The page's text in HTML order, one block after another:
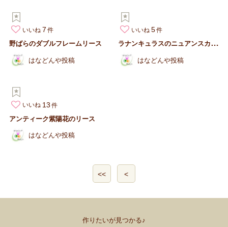
いいね 7
野ばらのダブルフレームリース
はなどんや投稿
いいね 5
ラ
ナンキュラスのニュアンスカラーブーケ
はなどんや投稿
いいね 13
アンティーク紫陽花のリース
はなどんや投稿
<< <
作りたいが見つかる♪